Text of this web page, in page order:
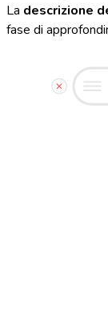
La descrizione
fase di